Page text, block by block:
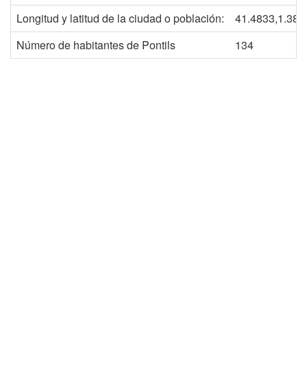
Longitud y latitud de la ciudad o población:
Número de habitantes de Pontils
134